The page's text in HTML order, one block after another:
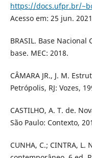
https://docs.ufpr.br/
Acesso em: 25 jun.
BRASIL. Base
base. MEC: 2018.
CÂMARA JR., J. M.
Petrópolis, RJ: Vozes,
CASTILHO, A. T. de.
São Paulo: Contexto,
CUNHA, C.; CINTRA,